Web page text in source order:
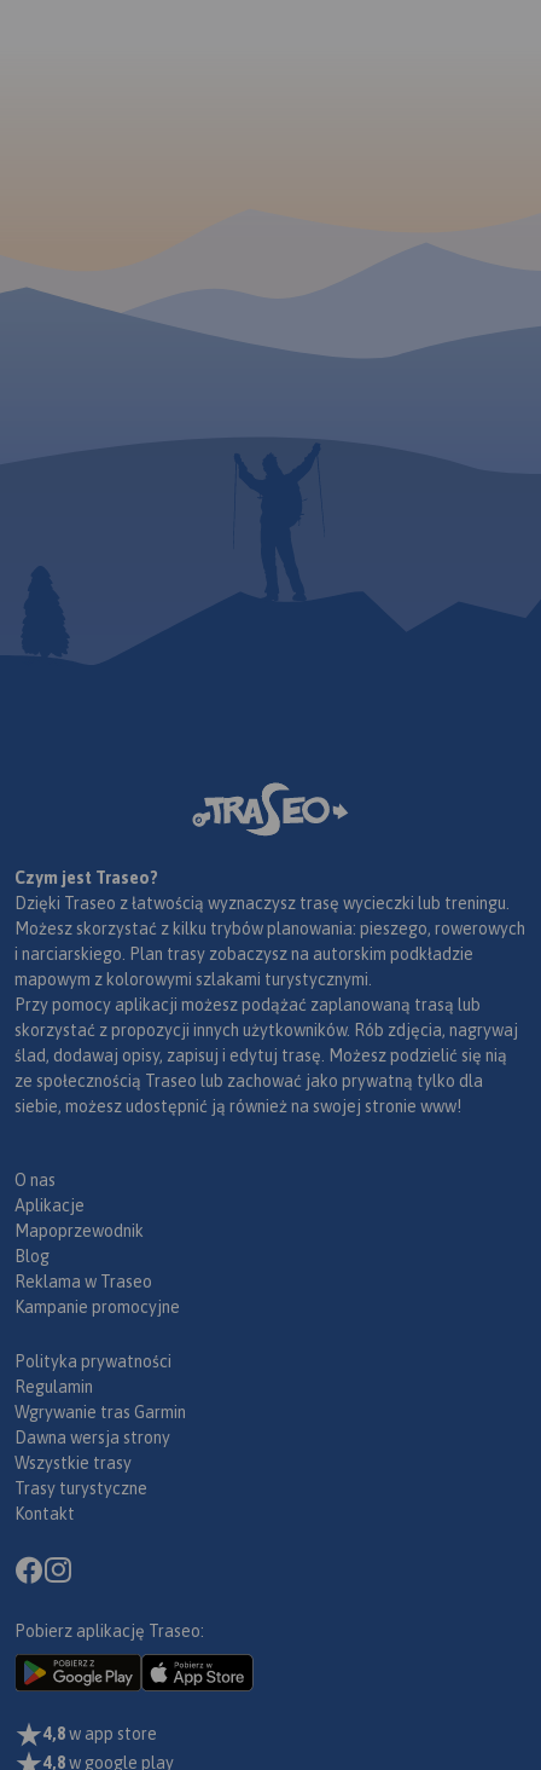
Czym jest Traseo?
Dzięki Traseo z łatwością wyznaczysz trasę wycieczki lub treningu.
Możesz skorzystać z kilku trybów planowania: pieszego, rowerowych
i narciarskiego. Plan trasy zobaczysz na autorskim podkładzie
mapowym z kolorowymi szlakami turystycznymi.
Przy pomocy aplikacji możesz podążać zaplanowaną trasą lub
skorzystać z propozycji innych użytkowników. Rób zdjęcia, nagrywaj
ślad, dodawaj opisy, zapisuj i edytuj trasę. Możesz podzielić się nią
ze społecznością Traseo lub zachować jako prywatną tylko dla
siebie, możesz udostępnić ją również na swojej stronie www!
O nas
Aplikacje
Mapoprzewodnik
Blog
Reklama w Traseo
Kampanie promocyjne
Polityka prywatności
Regulamin
Wgrywanie tras Garmin
Dawna wersja strony
Wszystkie trasy
Trasy turystyczne
Kontakt
Pobierz aplikację Traseo:
4,8w app store
4,8w google play